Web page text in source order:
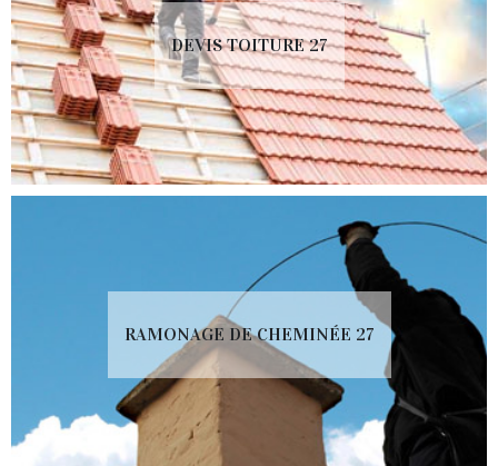
DEVIS TOITURE 27
RAMONAGE DE CHEMINÉE 27